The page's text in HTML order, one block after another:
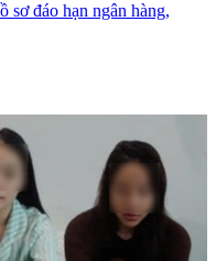
sơ đáo hạn ngân hàng,